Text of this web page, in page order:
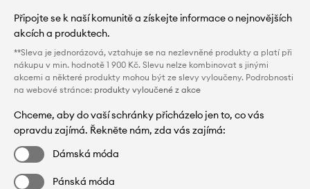
Připojte se k naší komunitě a získejte informace o nejnovějších
akcích a produktech.
**Sleva je jednorázová, vztahuje se na nezlevněné produkty a platí při
nákupu v min. hodnotě 1 900 Kč. Slevu nelze kombinovat s jinými
akcemi a některé produkty mohou být ze slevy vyloučeny. Podrobnosti
na webové stránce: produkty vyloučené z akce
Chceme, aby do vaší schránky přicházelo jen to, co vás
opravdu zajímá. Řekněte nám, zda vás zajímá:
Dámská móda
Pánská móda